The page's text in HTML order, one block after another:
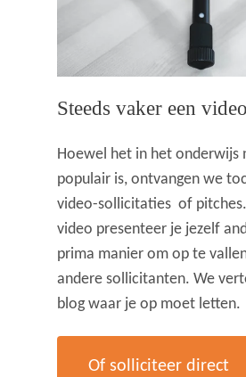
Steeds vaker een video
Hoewel het in het onderwijs
populair is, ontvangen we
video-sollicitaties of
video presenteer je jezelf
prima manier om op te
andere sollicitanten. We
blog waar je op moet letten.
Of solliciteer direct